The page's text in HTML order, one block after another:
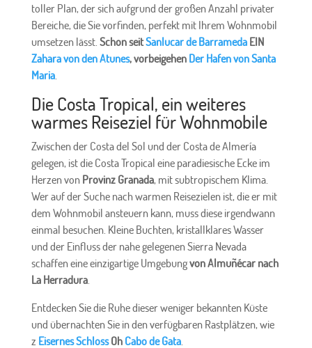
toller Plan, der sich aufgrund der großen Anzahl privater
Bereiche, die Sie vorfinden, perfekt mit Ihrem Wohnmobil
umsetzen lässt. Schon seitSanlucar de BarramedaEIN
Zahara von den Atunes, vorbeigehen Der Hafen von Santa
Maria.
Die Costa Tropical, ein weiteres
warmes Reiseziel für Wohnmobile
Zwischen der Costa del Sol und der Costa de Almería
gelegen, ist die Costa Tropical eine paradiesische Ecke im
Herzen von Provinz Granada, mit subtropischem Klima.
Wer auf der Suche nach warmen Reisezielen ist, die er mit
dem Wohnmobil ansteuern kann, muss diese irgendwann
einmal besuchen. Kleine Buchten, kristallklares Wasser
und der Einfluss der nahe gelegenen Sierra Nevada
schaffen eine einzigartige Umgebungvon Almuñécar nach
La Herradura.
Entdecken Sie die Ruhe dieser weniger bekannten Küste
und übernachten Sie in den verfügbaren Rastplätzen, wie
z Eisernes SchlossOh Cabo de Gata.